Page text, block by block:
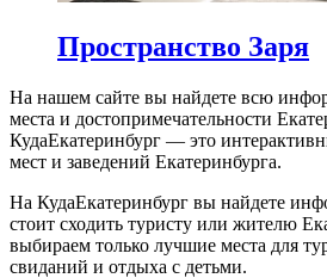
Пространство Заря
На нашем сайте вы найдете всю
места и достопримечательности
КудаЕкатеринбург — это
мест и заведений Екатеринбурга.
На КудаЕкатеринбург вы найдете
стоит сходить туристу или жителю
выбираем только лучшие места для
свиданий и отдыха с детьми.